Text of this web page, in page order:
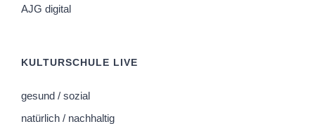
AJG digital
KULTURSCHULE LIVE
gesund / sozial
natürlich / nachhaltig